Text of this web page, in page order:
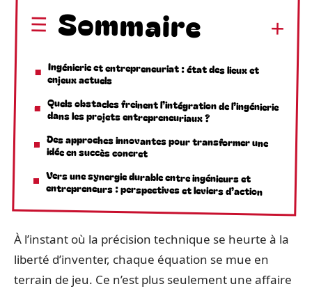
Sommaire
Ingénierie et entrepreneuriat : état des lieux et
enjeux actuels
Quels obstacles freinent l’intégration de l’ingénierie
dans les projets entrepreneuriaux ?
Des approches innovantes pour transformer une
idée en succès concret
Vers une synergie durable entre ingénieurs et
entrepreneurs : perspectives et leviers d’action
À l’instant où la précision technique se heurte à la
liberté d’inventer, chaque équation se mue en
terrain de jeu. Ce n’est plus seulement une affaire